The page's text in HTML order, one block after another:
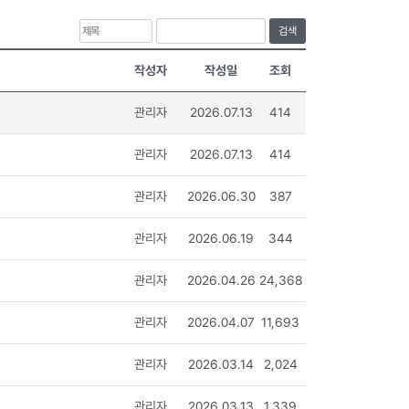
검색
작성자 작성일 조회
관리자 2026.07.13 414
관리자 2026.07.13 414
관리자 2026.06.30 387
관리자 2026.06.19 344
관리자 2026.04.26 24,368
관리자 2026.04.07 11,693
관리자 2026.03.14 2,024